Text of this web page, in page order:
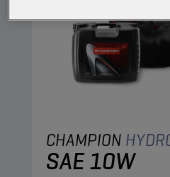
CHAMPION
SAE 10W